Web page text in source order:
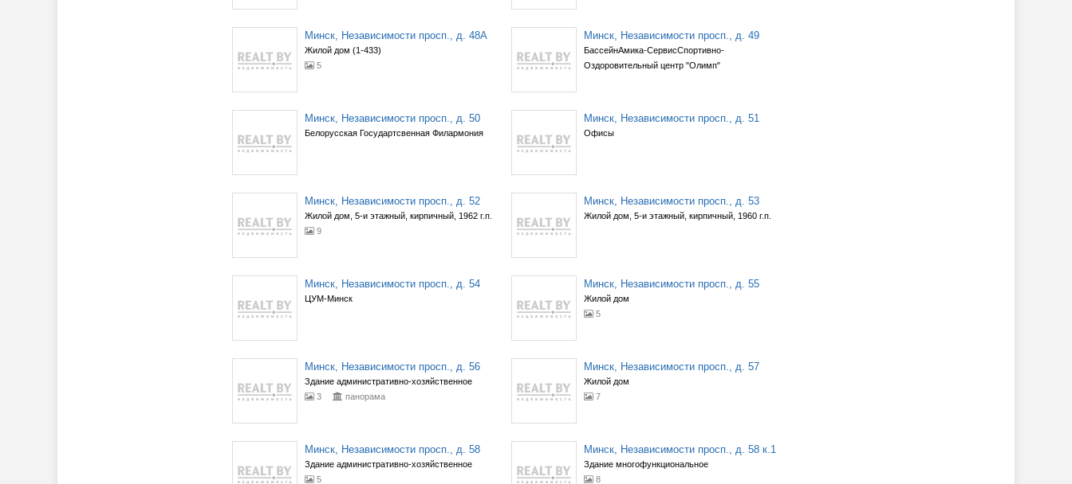
Минск, Независимости просп., д. 48А
Жилой дом (1-433)
5
Минск, Независимости просп., д. 49
БассейнАмика-СервисСпортивно-
Оздоровительный центр "Олимп"
Минск, Независимости просп., д. 50
Белорусская Государтсвенная Филармония
Минск, Независимости просп., д. 51
Офисы
Минск, Независимости просп., д. 52
Жилой дом, 5-и этажный, кирпичный, 1962 г.п.
9
Минск, Независимости просп., д. 53
Жилой дом, 5-и этажный, кирпичный, 1960 г.п.
Минск, Независимости просп., д. 54
ЦУМ-Минск
Минск, Независимости просп., д. 55
Жилой дом
5
Минск, Независимости просп., д. 56
Здание административно-хозяйственное
3
панорама
Минск, Независимости просп., д. 57
Жилой дом
7
Минск, Независимости просп., д. 58
Здание административно-хозяйственное
5
Минск, Независимости просп., д. 58 к.1
Здание многофункциональное
8